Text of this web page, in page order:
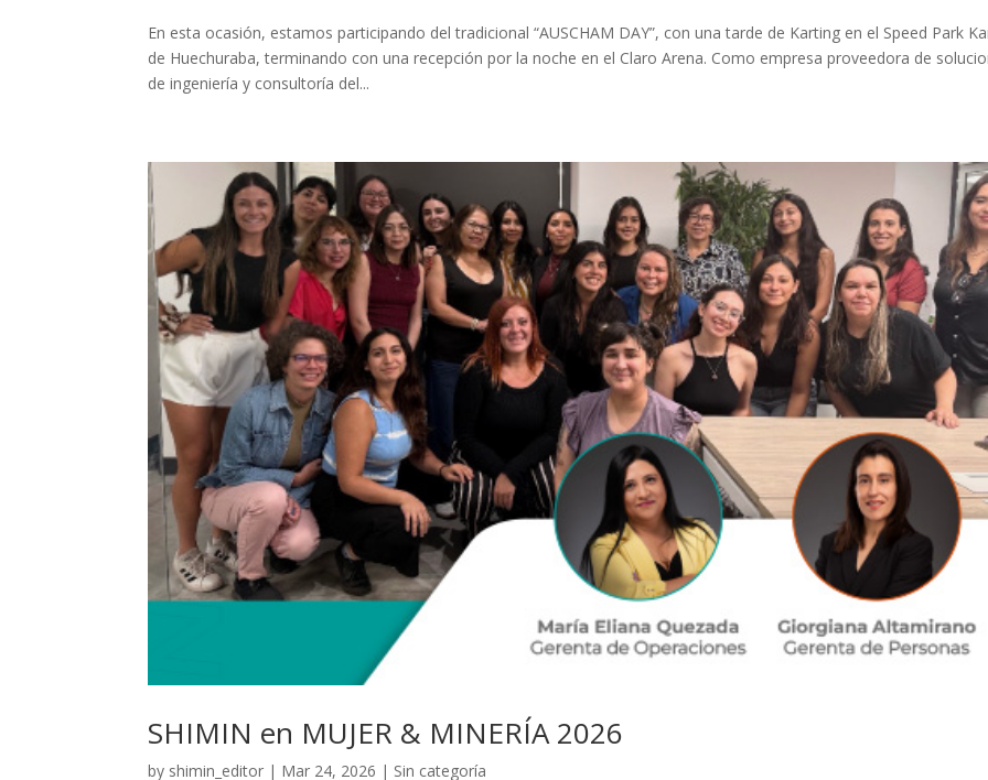
En esta ocasión, estamos participando del tradicional “AUSCHAM DAY”, con una tarde de Karting en el Speed Park
de Huechuraba, terminando con una recepción por la noche en el Claro Arena. Como empresa proveedora de
de ingeniería y consultoría del...
SHIMIN en MUJER & MINERÍA 2026
by shimin_editor | Mar 24, 2026 | Sin categoría